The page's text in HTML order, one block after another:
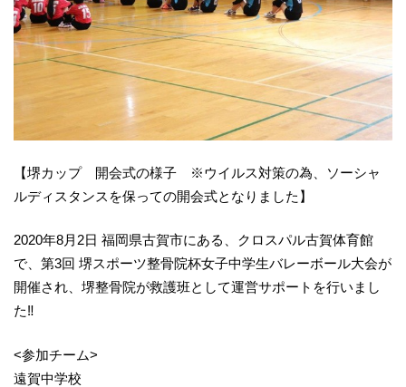
【堺カップ 開会式の様子 ※ウイルス対策の為、ソーシャ
ルディスタンスを保っての開会式となりました】
2020年8月2日 福岡県古賀市にある、クロスパル古賀体育館
で、第3回 堺スポーツ整骨院杯女子中学生バレーボール大会が
開催され、堺整骨院が救護班として運営サポートを行いまし
た‼
<参加チーム>
遠賀中学校